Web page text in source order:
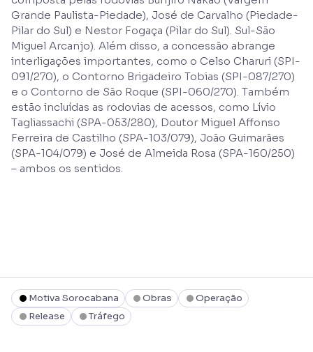
Grande Paulista-Piedade), José de Carvalho (Piedade-
Pilar do Sul) e Nestor Fogaça (Pilar do Sul). Sul-São
Miguel Arcanjo). Além disso, a concessão abrange
interligações importantes, como o Celso Charuri (SPI-
091/270), o Contorno Brigadeiro Tobias (SPI-087/270)
e o Contorno de São Roque (SPI-060/270). Também
estão incluídas as rodovias de acessos, como Lívio
Tagliassachi (SPA-053/280), Doutor Miguel Affonso
Ferreira de Castilho (SPA-103/079), João Guimarães
(SPA-104/079) e José de Almeida Rosa (SPA-160/250)
– ambos os sentidos.
Motiva Sorocabana Obras
Operação
Release
Tráfego